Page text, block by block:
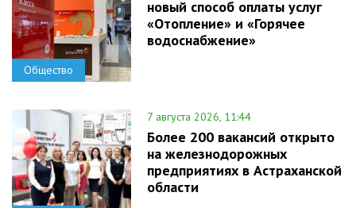
Общество
новый способ оплаты услуг
«Отопление» и «Горячее
водоснабжение»
7 августа 2026, 11:44
Более 200 вакансий открыто
на железнодорожных
предприятиях в Астраханской
области